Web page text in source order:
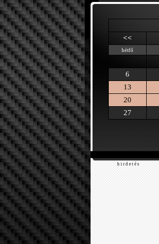
<<
hétfő
6
13
20
27
h i r d e t é s